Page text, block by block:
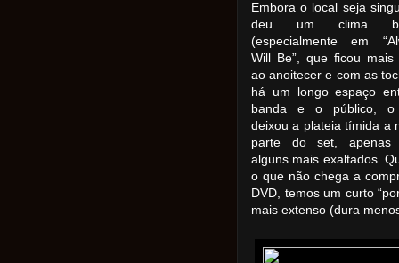
Embora o local seja
deu um clima
(especialmente em
Will Be”, que ficou mais
ao anoitecer e com as
há um longo espaço
banda e o público, o
deixou a plateia tímida a
parte do set, apenas
alguns mais exaltados.
o que não chega a
DVD, temos um curto
mais extenso (dura